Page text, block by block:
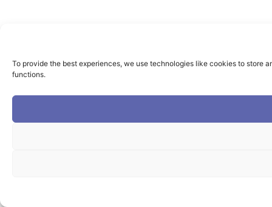
To provide the best experiences, we use technologies like cookies to store
functions.